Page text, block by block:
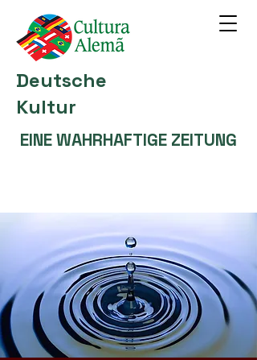
Deutsche
Kultur
EINE WAHRHAFTIGE ZEITUNG